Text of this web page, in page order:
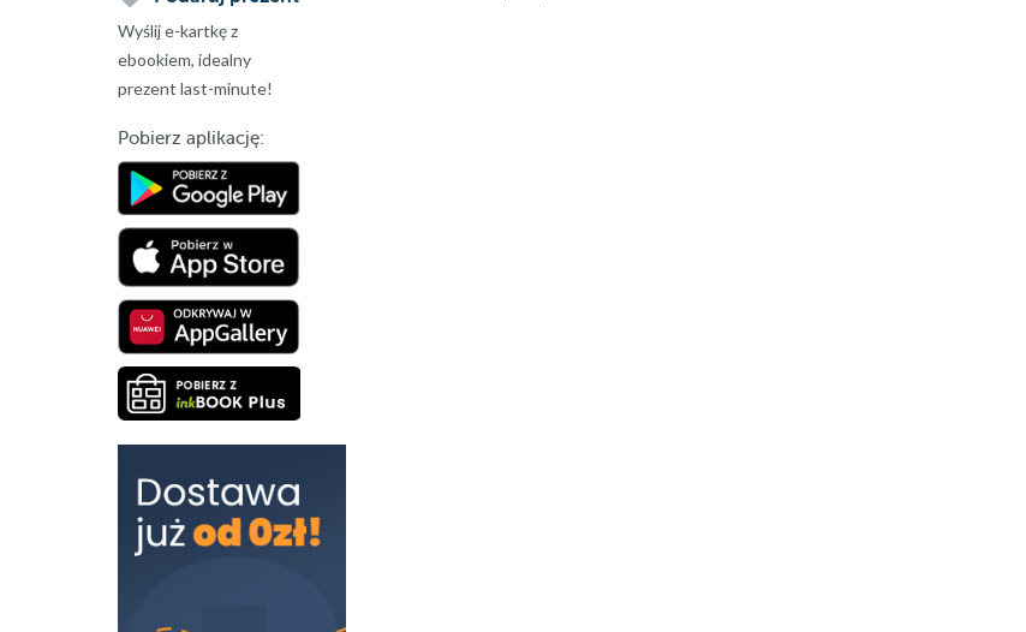
Wyślij e-kartkę z
ebookiem, idealny
prezent last-minute!
Pobierz aplikację: